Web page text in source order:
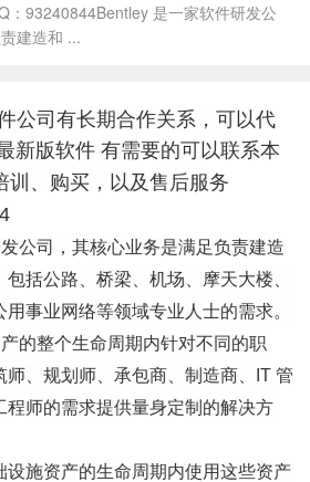
：93240844Bentley 是一家软件研发公
建造和 ...
公司有长期合作关系，可以代
新版软件 有需要的可以联系本
训、购买，以及售后服务
公司，其核心业务是满足负责建造
括公路、桥梁、机场、摩天大楼、
事业网络等领域专业人士的需求。
的整个生命周期内针对不同的职
师、规划师、承包商、制造商、IT 管
程师的需求提供量身定制的解决方
设施资产的生命周期内使用这些资产